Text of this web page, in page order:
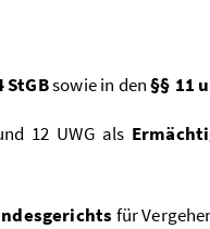
StGBsowie in den§§ 11
12 UWG als
für